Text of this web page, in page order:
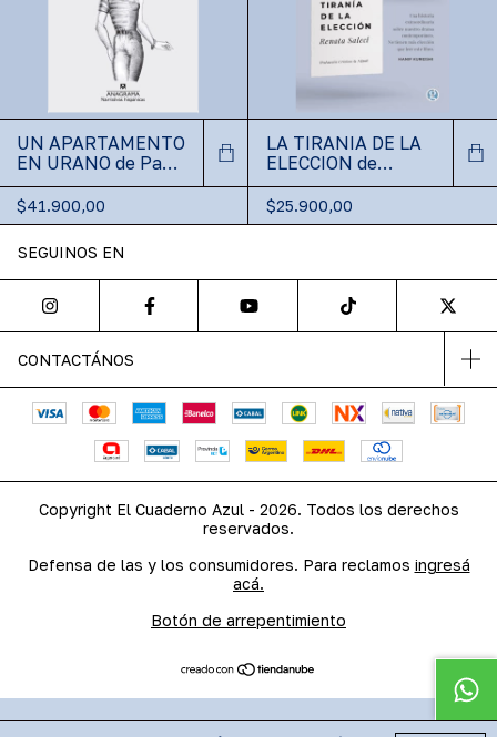
UN APARTAMENTO
EN URANO de Paul
Preciado
$41.900,00
LA TIRANIA DE LA
ELECCION de
Renata Salecl
$25.900,00
SEGUINOS EN
CONTACTÁNOS
Copyright El Cuaderno Azul - 2026. Todos los derechos
reservados.
Defensa de las y los consumidores. Para reclamos ingresá
acá.
Botón de arrepentimiento